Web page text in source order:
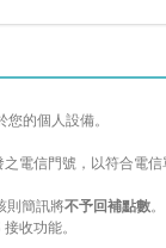
的個人設備。
電信門號，以符合電
則簡訊將不予回補點數。
收功能。